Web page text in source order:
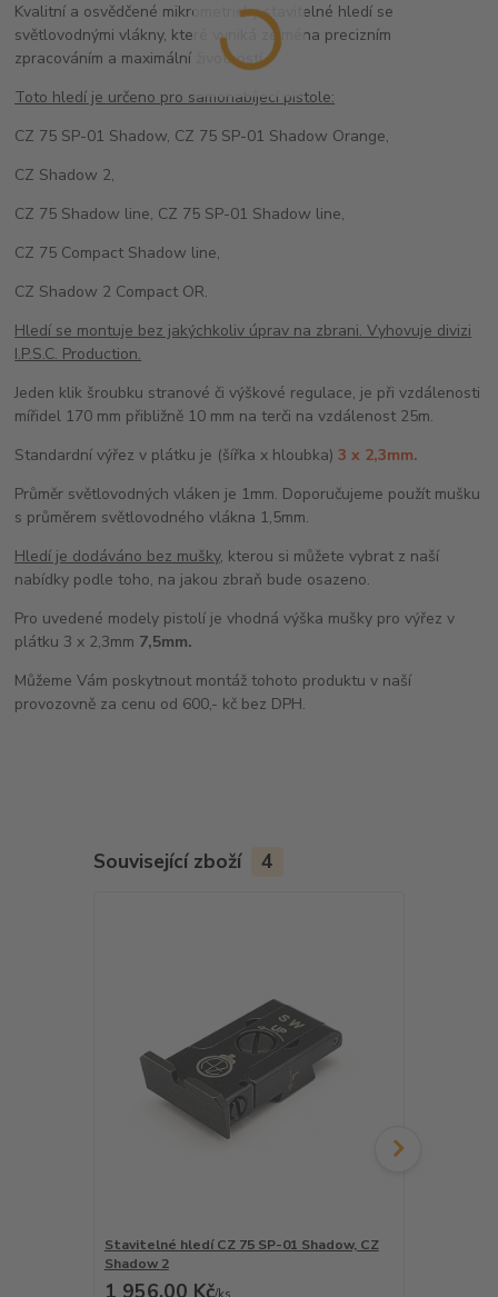
Kvalitní a osvědčené mikrometricky stavitelné hledí se
světlovodnými vlákny, které vyniká zejména precizním
zpracováním a maximální životností.
Toto hledí je určeno pro samonabíjecí pistole:
CZ 75 SP-01 Shadow, CZ 75 SP-01 Shadow Orange,
CZ Shadow 2,
CZ 75 Shadow line, CZ 75 SP-01 Shadow line,
CZ 75 Compact Shadow line,
CZ Shadow 2 Compact OR.
Hledí se montuje bez jakýchkoliv úprav na zbrani. Vyhovuje divizi
I.P.S.C. Production.
Jeden klik šroubku stranové či výškové regulace, je při vzdálenosti
mířidel 170 mm přibližně 10 mm na terči na vzdálenost 25m.
Standardní výřez v plátku je (šířka x hloubka)3 x 2,3mm.
Průměr světlovodných vláken je 1mm. Doporučujeme použít mušku
s průměrem světlovodného vlákna 1,5mm.
Hledí je dodáváno bez mušky, kterou si můžete vybrat z naší
nabídky podle toho, na jakou zbraň bude osazeno.
Pro uvedené modely pistolí je vhodná výška mušky pro výřez v
plátku 3 x 2,3mm 7,5mm.
Můžeme Vám poskytnout montáž tohoto produktu v naší
provozovně za cenu od 600,- kč bez DPH.
Související zboží 4
Stavitelné hledí CZ 75 SP-01 Shadow, CZ
Shadow 2
1 956,00 Kč/ks